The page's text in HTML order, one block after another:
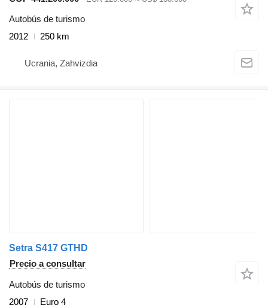
Autobús de turismo
2012
250 km
Ucrania, Zahvizdia
Setra S417 GTHD
Precio a consultar
Autobús de turismo
2007
Euro 4